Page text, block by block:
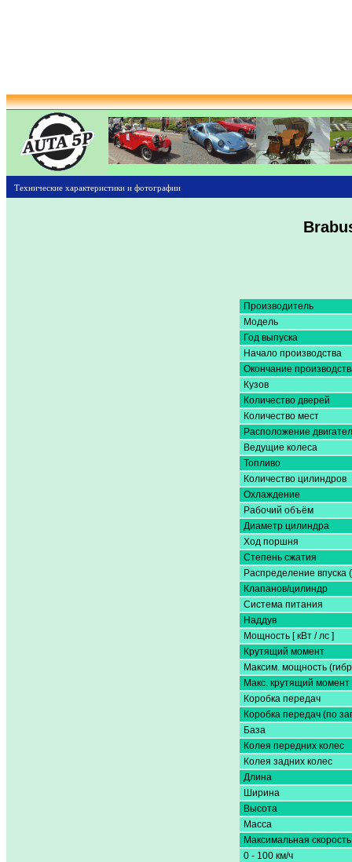
Технические характеристики и фотографии
Производитель
Модель
Год выпуска
Начало производства
Окончание
Кузов
Количество дверей
Количество мест
Расположение
Ведущие колеса
Топливо
Количество цилиндров
Охлаждение
Рабочий объём
Диаметр цилиндра
Ход поршня
Степень сжатия
Распределение впуска
Клапанов/цилиндр
Система питания
Наддув
Мощность [ кВт / лс ]
Крутящий момент
Максим. мощность
Макс. крутящий момент
Коробка передач
Коробка передач (по
База
Колея передних колес
Колея задних колес
Длина
Ширина
Высота
Масса
Максимальная скорость
0 - 100 км/ч